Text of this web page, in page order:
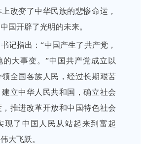
改变了中华民族的悲惨命运，
国开辟了光明的未来。
记指出：“中国产生了共产党，
的大事变。”中国共产党成立以
全国各族人民，经过长期艰苦
立中华人民共和国，确立社会
推进改革开放和中国特色社会
现了中国人民从站起来到富起
大飞跃。